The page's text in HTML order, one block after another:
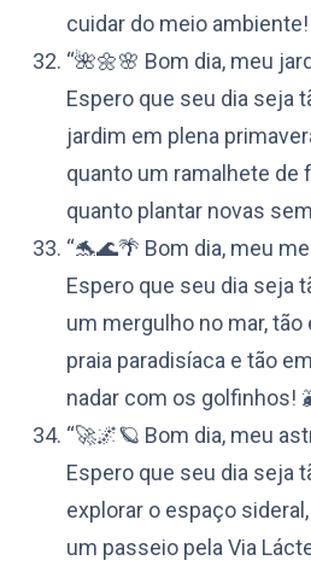
cuidar do meio ambiente!
“🌺🌼🌸 Bom dia, meu
Espero que seu dia seja
jardim em plena
quanto um ramalhete de
quanto plantar novas
“🐬🌊🌴 Bom dia, meu
Espero que seu dia seja
um mergulho no mar,
praia paradisíaca e tão
nadar com os golfinhos!
“🚀🌌🪐 Bom dia, meu
Espero que seu dia seja
explorar o espaço
um passeio pela Via